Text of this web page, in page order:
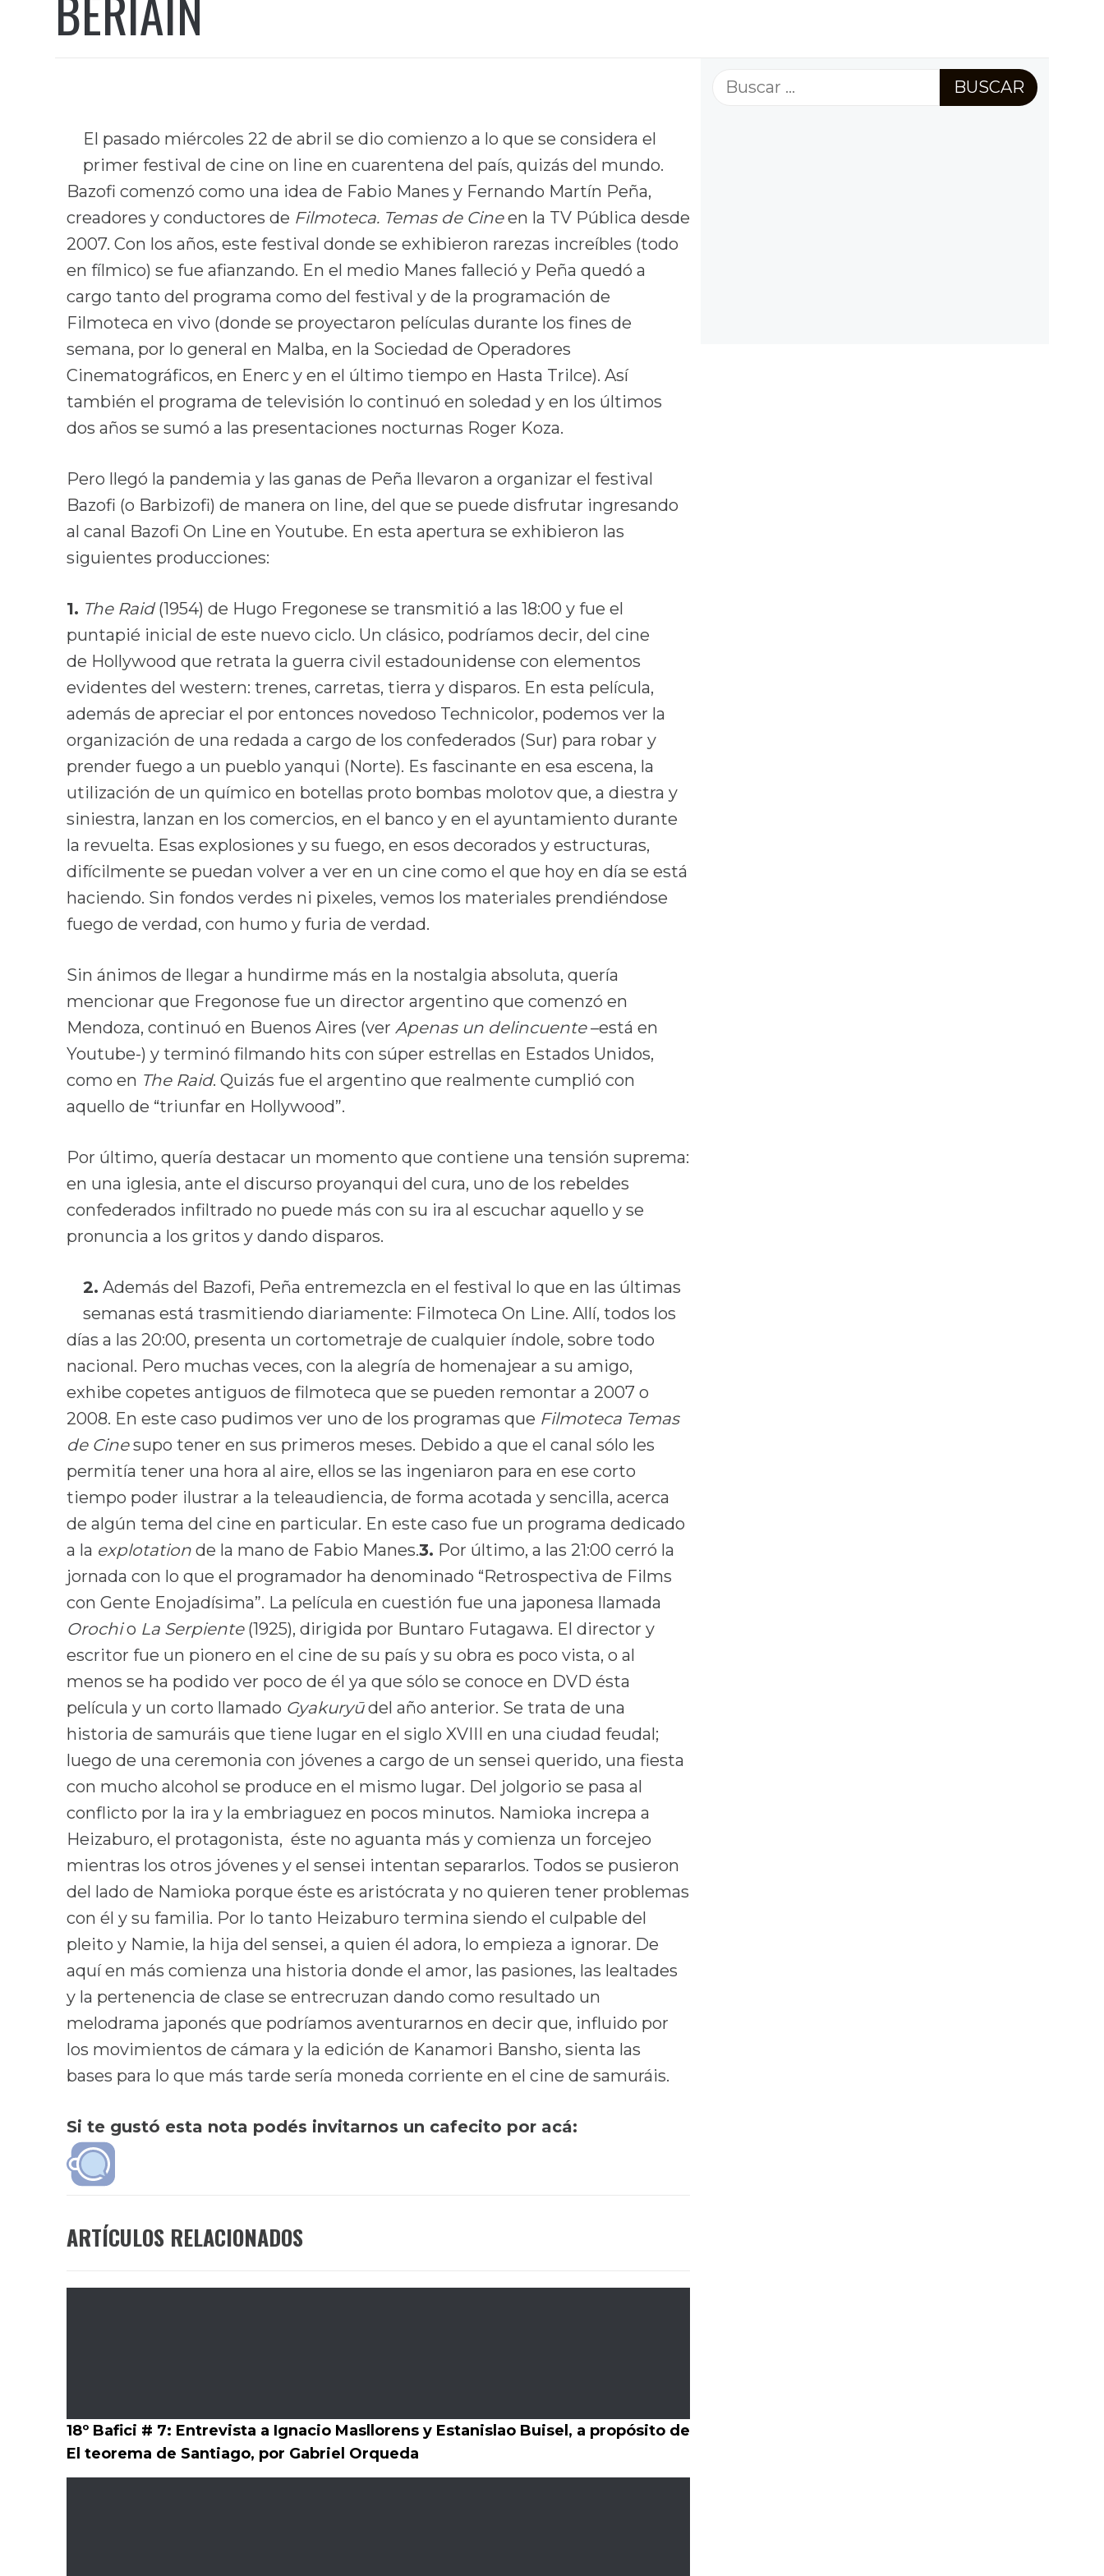
El pasado miércoles 22 de abril se dio comienzo a lo que se considera el
primer festival de cine on line en cuarentena del país, quizás del mundo.
Bazofi comenzó como una idea de Fabio Manes y Fernando Martín Peña,
creadores y conductores de Filmoteca. Temas de Cineen la TV Pública desde
2007. Con los años, este festival donde se exhibieron rarezas increíbles (todo
en fílmico) se fue afianzando. En el medio Manes falleció y Peña quedó a
cargo tanto del programa como del festival y de la programación de
Filmoteca en vivo (donde se proyectaron películas durante los fines de
semana, por lo general en Malba, en la Sociedad de Operadores
Cinematográficos, en Enerc y en el último tiempo en Hasta Trilce). Así
también el programa de televisión lo continuó en soledad y en los últimos
dos años se sumó a las presentaciones nocturnas Roger Koza.
Pero llegó la pandemia y las ganas de Peña llevaron a organizar el festival
Bazofi (o Barbizofi) de manera on line, del que se puede disfrutar ingresando
al canal Bazofi On Line en Youtube. En esta apertura se exhibieron las
siguientes producciones:
1. The Raid(1954) de Hugo Fregonese se transmitió a las 18:00 y fue el
puntapié inicial de este nuevo ciclo. Un clásico, podríamos decir, del cine
de Hollywood que retrata la guerra civil estadounidense con elementos
evidentes del western: trenes, carretas, tierra y disparos. En esta película,
además de apreciar el por entonces novedoso Technicolor, podemos ver la
organización de una redada a cargo de los confederados (Sur) para robar y
prender fuego a un pueblo yanqui (Norte). Es fascinante en esa escena, la
utilización de un químico en botellas proto bombas molotov que, a diestra y
siniestra, lanzan en los comercios, en el banco y en el ayuntamiento durante
la revuelta. Esas explosiones y su fuego, en esos decorados y estructuras,
difícilmente se puedan volver a ver en un cine como el que hoy en día se está
haciendo. Sin fondos verdes ni pixeles, vemos los materiales prendiéndose
fuego de verdad, con humo y furia de verdad.
Sin ánimos de llegar a hundirme más en la nostalgia absoluta, quería
mencionar que Fregonose fue un director argentino que comenzó en
Mendoza, continuó en Buenos Aires (ver Apenas un delincuente–está en
Youtube-) y terminó filmando hits con súper estrellas en Estados Unidos,
como en The Raid. Quizás fue el argentino que realmente cumplió con
aquello de “triunfar en Hollywood”.
Por último, quería destacar un momento que contiene una tensión suprema:
en una iglesia, ante el discurso proyanqui del cura, uno de los rebeldes
confederados infiltrado no puede más con su ira al escuchar aquello y se
pronuncia a los gritos y dando disparos.
2. Además del Bazofi, Peña entremezcla en el festival lo que en las últimas
semanas está trasmitiendo diariamente: Filmoteca On Line. Allí, todos los
días a las 20:00, presenta un cortometraje de cualquier índole, sobre todo
nacional. Pero muchas veces, con la alegría de homenajear a su amigo,
exhibe copetes antiguos de filmoteca que se pueden remontar a 2007 o
2008. En este caso pudimos ver uno de los programas que Filmoteca Temas
de Cinesupo tener en sus primeros meses. Debido a que el canal sólo les
permitía tener una hora al aire, ellos se las ingeniaron para en ese corto
tiempo poder ilustrar a la teleaudiencia, de forma acotada y sencilla, acerca
de algún tema del cine en particular. En este caso fue un programa dedicado
a la explotationde la mano de Fabio Manes.3. Por último, a las 21:00 cerró la
jornada con lo que el programador ha denominado “Retrospectiva de Films
con Gente Enojadísima”. La película en cuestión fue una japonesa llamada
Orochio La Serpiente(1925), dirigida por Buntaro Futagawa. El director y
escritor fue un pionero en el cine de su país y su obra es poco vista, o al
menos se ha podido ver poco de él ya que sólo se conoce en DVD ésta
película y un corto llamado Gyakuryūdel año anterior. Se trata de una
historia de samuráis que tiene lugar en el siglo XVIII en una ciudad feudal;
luego de una ceremonia con jóvenes a cargo de un sensei querido, una fiesta
con mucho alcohol se produce en el mismo lugar. Del jolgorio se pasa al
conflicto por la ira y la embriaguez en pocos minutos. Namioka increpa a
Heizaburo, el protagonista, éste no aguanta más y comienza un forcejeo
mientras los otros jóvenes y el sensei intentan separarlos. Todos se pusieron
del lado de Namioka porque éste es aristócrata y no quieren tener problemas
con él y su familia. Por lo tanto Heizaburo termina siendo el culpable del
pleito y Namie, la hija del sensei, a quien él adora, lo empieza a ignorar. De
aquí en más comienza una historia donde el amor, las pasiones, las lealtades
y la pertenencia de clase se entrecruzan dando como resultado un
melodrama japonés que podríamos aventurarnos en decir que, influido por
los movimientos de cámara y la edición de Kanamori Bansho, sienta las
bases para lo que más tarde sería moneda corriente en el cine de samuráis.
Si te gustó esta nota podés invitarnos un cafecito por acá:
ARTÍCULOS RELACIONADOS
18º Bafici # 7: Entrevista a Ignacio Masllorens y Estanislao Buisel, a propósito de
El teorema de Santiago, por Gabriel Orqueda
Buscar: